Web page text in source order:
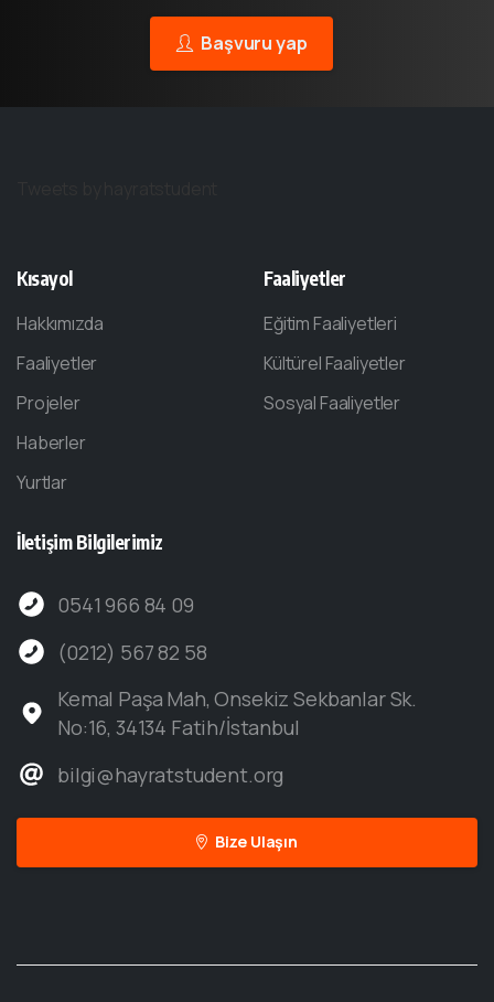
Başvuru yap
Kısayol
Hakkımızda
Faaliyetler
Projeler
Haberler
Yurtlar
Faaliyetler
Eğitim Faaliyetleri
Kültürel Faaliyetler
Sosyal Faaliyetler
İletişim Bilgilerimiz
0541 966 84 09
(0212) 567 82 58
Kemal Paşa Mah, Onsekiz Sekbanlar Sk.
No:16, 34134 Fatih/İstanbul
bilgi@hayratstudent.org
Bize Ulaşın